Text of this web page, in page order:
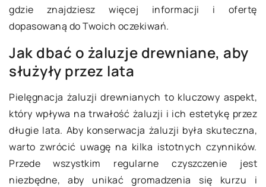
gdzie znajdziesz więcej informacji i ofertę
dopasowaną do Twoich oczekiwań.
Jak dbać o żaluzje drewniane, aby
służyły przez lata
Pielęgnacja żaluzji drewnianych to kluczowy aspekt,
który wpływa na trwałość żaluzji i ich estetykę przez
długie lata. Aby konserwacja żaluzji była skuteczna,
warto zwrócić uwagę na kilka istotnych czynników.
Przede wszystkim regularne czyszczenie jest
niezbędne, aby unikać gromadzenia się kurzu i